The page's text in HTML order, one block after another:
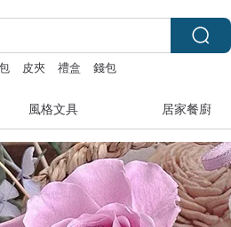
皮夾 禮盒 錢包
風格文具 居家餐廚